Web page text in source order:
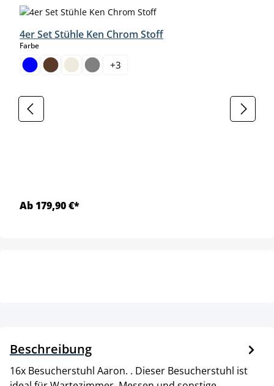
4er Set Stühle Ken Chrom Stoff
Farbeauswählen
+3
Ab 179,90 €*
Beschreibung
16x Besucherstuhl Aaron. . Dieser Besucherstuhl ist